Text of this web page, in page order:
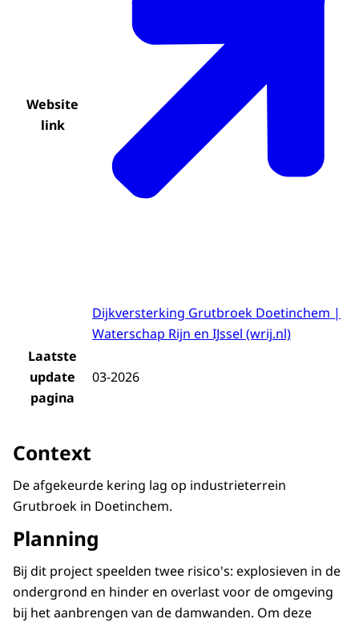
Website
link
Dijkversterking Grutbroek Doetinchem |
Waterschap Rijn en IJssel (wrij.nl)
Laatste
update
pagina
03-2026
Context
De afgekeurde kering lag op industrieterrein
Grutbroek in Doetinchem.
Planning
Bij dit project speelden twee risico's: explosieven in de
ondergrond en hinder en overlast voor de omgeving
bij het aanbrengen van de damwanden. Om deze